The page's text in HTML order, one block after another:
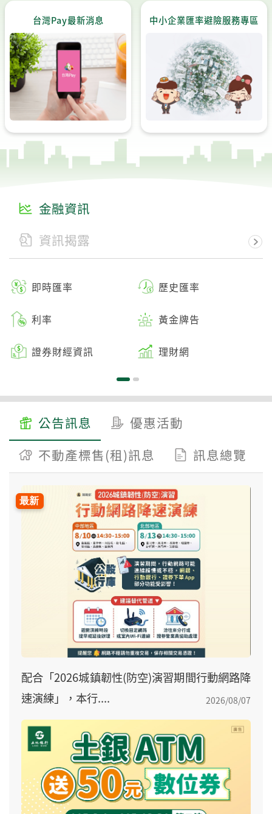
台灣Pay最新消息 中小企業匯率避險服務專區
金融資訊
資訊揭露
即時匯率 歷史匯率
利率 黃金牌告
證券財經資訊 理財網
公告訊息
優惠活動
不動產標售(租)訊息
訊息總覽
配合「2026城鎮韌性(防空)演習期間行動網路降
速演練」，本行....
2026/08/07